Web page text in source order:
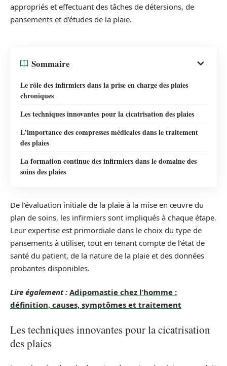
appropriés et effectuant des tâches de détersions, de
pansements et d’études de la plaie.
Sommaire
Le rôle des infirmiers dans la prise en charge des plaies
chroniques
Les techniques innovantes pour la cicatrisation des plaies
L’importance des compresses médicales dans le traitement
des plaies
La formation continue des infirmiers dans le domaine des
soins des plaies
De l’évaluation initiale de la plaie à la mise en œuvre du
plan de soins, les infirmiers sont impliqués à chaque étape.
Leur expertise est primordiale dans le choix du type de
pansements à utiliser, tout en tenant compte de l’état de
santé du patient, de la nature de la plaie et des données
probantes disponibles.
Lire également : Adipomastie chez l’homme :
définition, causes, symptômes et traitement
Les techniques innovantes pour la cicatrisation
des plaies